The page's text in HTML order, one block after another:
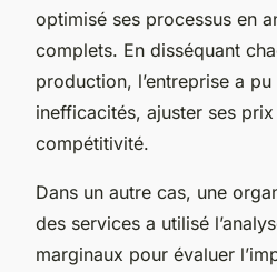
optimisé ses processus en
complets. En disséquant
production, l’entreprise a
inefficacités, ajuster ses
compétitivité.
Dans un autre cas, une
des services a utilisé
marginaux pour évaluer